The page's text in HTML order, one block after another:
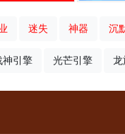
迷失 神器 沉
神引擎 光芒引擎 龙